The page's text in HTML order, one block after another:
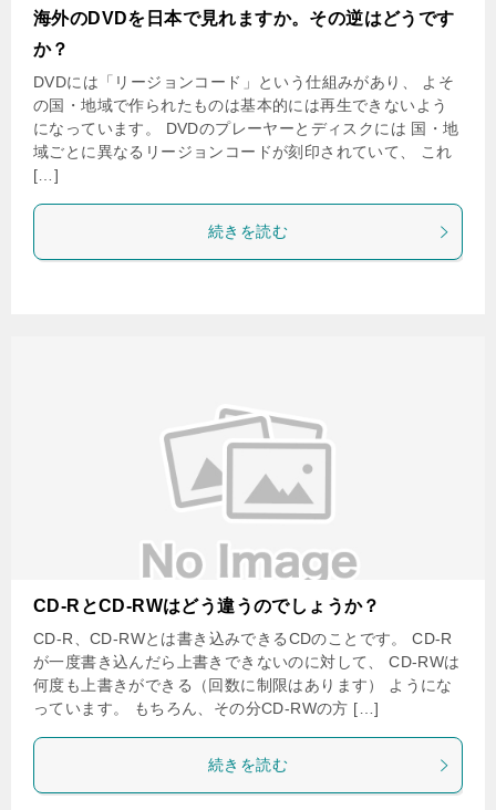
海外のDVDを日本で見れますか。その逆はどうです
か？
DVDには「リージョンコード」という仕組みがあり、 よそ
の国・地域で作られたものは基本的には再生できないよう
になっています。 DVDのプレーヤーとディスクには 国・地
域ごとに異なるリージョンコードが刻印されていて、 これ
[…]
続きを読む
CD-RとCD-RWはどう違うのでしょうか？
CD-R、CD-RWとは書き込みできるCDのことです。 CD-R
が一度書き込んだら上書きできないのに対して、 CD-RWは
何度も上書きができる（回数に制限はあります） ようにな
っています。 もちろん、その分CD-RWの方 […]
続きを読む